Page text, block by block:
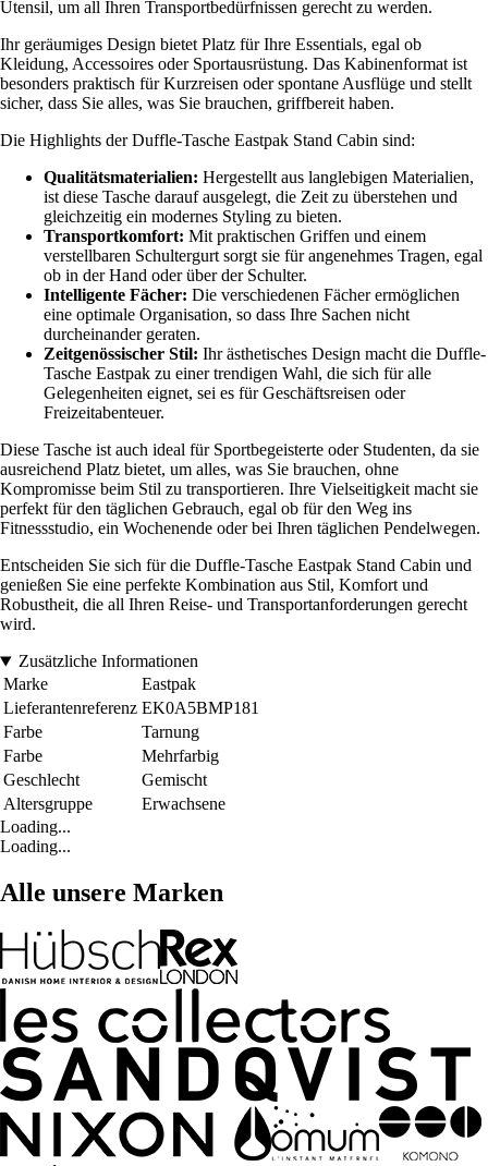
Utensil, um all Ihren Transportbedürfnissen gerecht zu werden.
Ihr geräumiges Design bietet Platz für Ihre Essentials, egal ob
Kleidung, Accessoires oder Sportausrüstung. Das Kabinenformat ist
besonders praktisch für Kurzreisen oder spontane Ausflüge und stellt
sicher, dass Sie alles, was Sie brauchen, griffbereit haben.
Die Highlights der Duffle-Tasche Eastpak Stand Cabin sind:
Qualitätsmaterialien: Hergestellt aus langlebigen Materialien,
ist diese Tasche darauf ausgelegt, die Zeit zu überstehen und
gleichzeitig ein modernes Styling zu bieten.
Transportkomfort: Mit praktischen Griffen und einem
verstellbaren Schultergurt sorgt sie für angenehmes Tragen, egal
ob in der Hand oder über der Schulter.
Intelligente Fächer: Die verschiedenen Fächer ermöglichen
eine optimale Organisation, so dass Ihre Sachen nicht
durcheinander geraten.
Zeitgenössischer Stil: Ihr ästhetisches Design macht die Duffle-
Tasche Eastpak zu einer trendigen Wahl, die sich für alle
Gelegenheiten eignet, sei es für Geschäftsreisen oder
Freizeitabenteuer.
Diese Tasche ist auch ideal für Sportbegeisterte oder Studenten, da sie
ausreichend Platz bietet, um alles, was Sie brauchen, ohne
Kompromisse beim Stil zu transportieren. Ihre Vielseitigkeit macht sie
perfekt für den täglichen Gebrauch, egal ob für den Weg ins
Fitnessstudio, ein Wochenende oder bei Ihren täglichen Pendelwegen.
Entscheiden Sie sich für die Duffle-Tasche Eastpak Stand Cabin und
genießen Sie eine perfekte Kombination aus Stil, Komfort und
Robustheit, die all Ihren Reise- und Transportanforderungen gerecht
wird.
Zusätzliche Informationen
Marke
Eastpak
Lieferantenreferenz EK0A5BMP181
Farbe
Tarnung
Farbe
Mehrfarbig
Geschlecht
Gemischt
Altersgruppe
Erwachsene
Loading...
Loading...
Alle unsere Marken